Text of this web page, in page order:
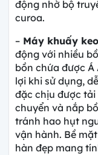
động nhờ bộ
curoa.
– Máy khuấy
động với nhiều
bồn chứa được Á
lợi khi sử dụng,
đặc chịu được
chuyển và nắp
tránh hao hụt
vận hành. Bề
hàn đẹp mang